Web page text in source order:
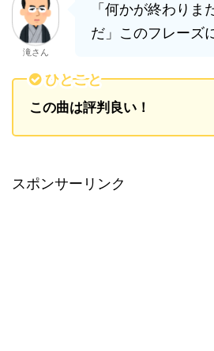
滝さん
「何かが終わりま
だ」このフレーズ
ひとこと
この曲は評判良い！
スポンサーリンク